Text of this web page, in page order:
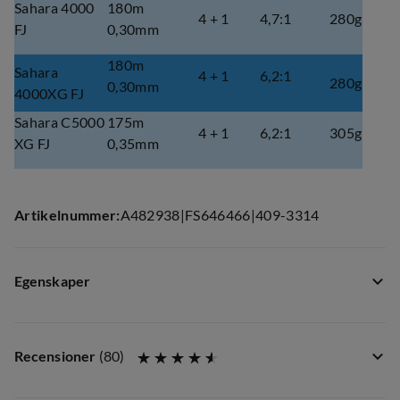
Sahara 4000
FJ
180m
0,30mm
4 + 1 4,7:1 280g
Sahara
4000XG FJ
180m
0,30mm
4 + 1 6,2:1 280g
Sahara C5000
XG FJ
175m
0,35mm
4 + 1 6,2:1 305g
Artikelnummer:A482938|FS646466|409-3314
Egenskaper
Storlek:1000
Recensioner (80)